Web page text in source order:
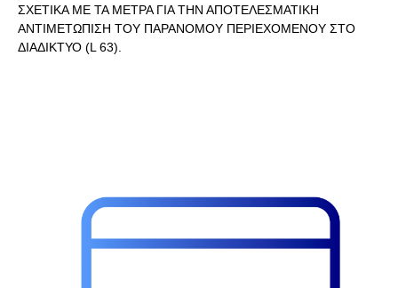
ΣΧΕΤΙΚΑ ΜΕ ΤΑ ΜΕΤΡΑ ΓΙΑ ΤΗΝ ΑΠΟΤΕΛΕΣΜΑΤΙΚΗ
ΑΝΤΙΜΕΤΩΠΙΣΗ ΤΟΥ ΠΑΡΑΝΟΜΟΥ ΠΕΡΙΕΧΟΜΕΝΟΥ ΣΤΟ
ΔΙΑΔΙΚΤΥΟ (L 63).